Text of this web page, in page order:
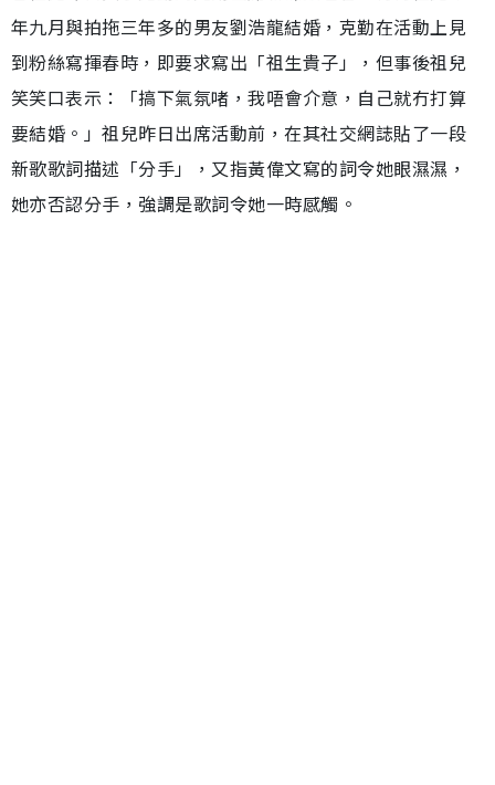
年九月與拍拖三年多的男友劉浩龍結婚，克勤在活動上見
到粉絲寫揮春時，即要求寫出「祖生貴子」，但事後祖兒
笑笑口表示：「搞下氣氛啫，我唔會介意，自己就冇打算
要結婚。」祖兒昨日出席活動前，在其社交網誌貼了一段
新歌歌詞描述「分手」，又指黃偉文寫的詞令她眼濕濕，
她亦否認分手，強調是歌詞令她一時感觸。